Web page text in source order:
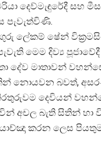
දෙව්මැඳුරේදී සහ
පැවැත්විණි.
ලේකම් ෂේන් වික්
මෙම දිව් ය
දේව මාතාවන්
නොයවන බවත්,
දෙවියන්
අචල බැති සිතින් හා
කරන ලෙස